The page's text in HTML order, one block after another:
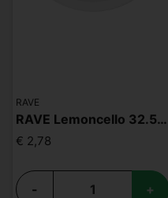
RAVE
RAVE Lemoncello 32.5mg
€ 2,78
- +